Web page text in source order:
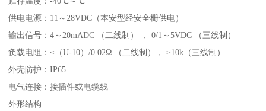
供电电源：11～28VDC（本安型经安全栅供电）
输出信号：4～20mADC （二线制） ， 0/1～5VDC （三线制）
负载电阻：≤（U-10）/0.02Ω （二线制）， ≥10k（三线制）
外壳防护：IP65
电气连接：接插件或电缆线
外形结构